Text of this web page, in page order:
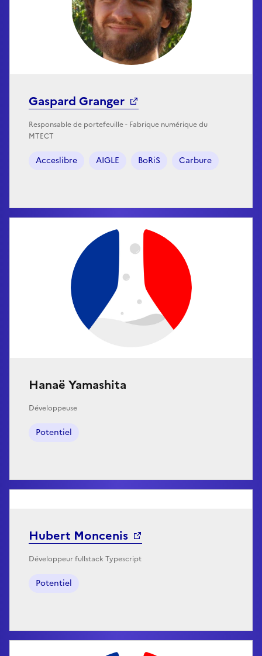
Gaspard Granger
Responsable de portefeuille - Fabrique numérique du
MTECT
Acceslibre AIGLE BoRiS Carbure
Hanaë Yamashita
Développeuse
Potentiel
Hubert Moncenis
Développeur fullstack Typescript
Potentiel